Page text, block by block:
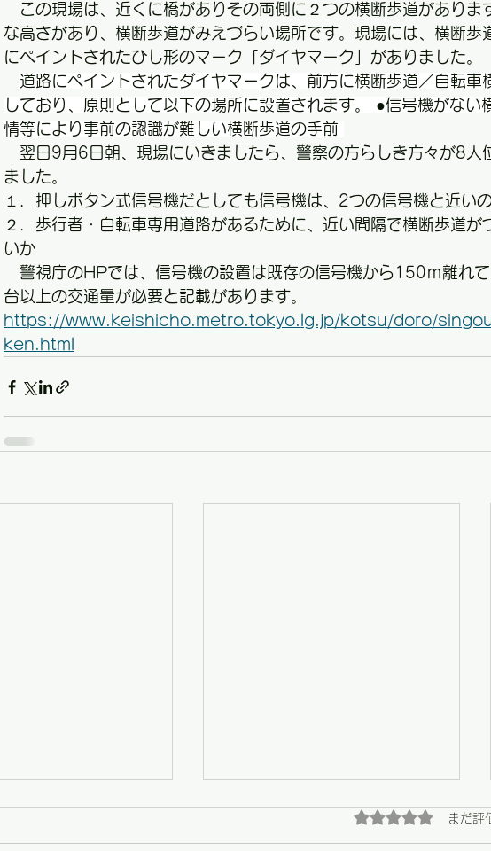
この現場は、近くに橋がありその両側に２つの横断歩道がありま
な高さがあり、横断歩道がみえづらい場所です。現場には、横断歩
にペイントされたひし形のマーク「ダイヤマーク」がありました。
道路にペイントされたダイヤマークは、前方に横断歩道／自転車
しており、原則として以下の場所に設置されます。 ●信号機がない
情等により事前の認識が難しい横断歩道の手前
翌日9月6日朝、現場にいきましたら、警察の方らしき方々が8人
ました。
１．押しボタン式信号機だとしても信号機は、2つの信号機と近い
２．歩行者・自転車専用道路があるために、近い間隔で横断歩道が
いか
警視庁のHPでは、信号機の設置は既存の信号機から150ｍ離れ
台以上の交通量が必要と記載があります。
https://www.keishicho.metro.tokyo.lg.jp/kotsu/doro/
ken.html
5つ星のうち0と評
まだ評